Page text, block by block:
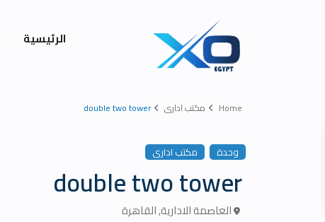
الرئيسية
Home مكتب ادارى double two tower
وحدة مكتب ادارى
double two tower
العاصمة الادارية,القاهرة